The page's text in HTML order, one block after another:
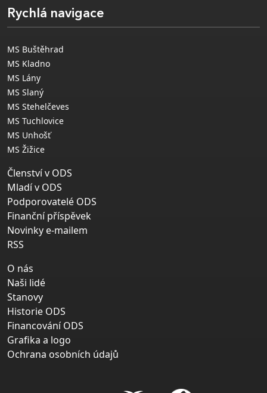
Rychlá navigace
MS Buštěhrad
MS Kladno
MS Lány
MS Slaný
MS Stehelčeves
MS Tuchlovice
MS Unhošť
MS Žižice
Členství v ODS
Mladí v ODS
Podporovatelé ODS
Finanční příspěvek
Novinky e-mailem
RSS
O nás
Naši lidé
Stanovy
Historie ODS
Financování ODS
Grafika a logo
Ochrana osobních údajů